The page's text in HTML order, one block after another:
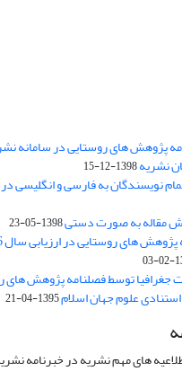
پژوهش های روستایی در سامانه
نشریه1398-12-15
نویسندگان به فارسی و انگلیسی
مقاله به صورت دستی1398-05-23
توسط فصلنامه پژوهش های
علوم جهان اسلام1395-04-21
های مهم نشریه در خبرنامه